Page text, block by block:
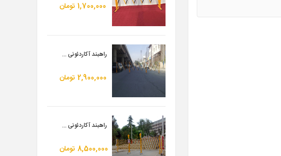
1,700,000 تومان
راهبند آکاردئونی ...
2,900,000 تومان
راهبند آکاردئونی ...
8,500,000 تومان